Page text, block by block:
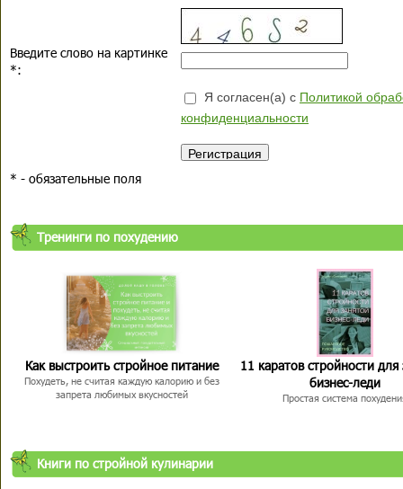
Введите слово на картинке
*:
Я согласен(а) с Политикой
конфиденциальности
* - обязательные поля
Тренинги по похудению
Как выстроить стройное питание
Похудеть, не считая каждую калорию и без
запрета любимых вкусностей
11 каратов стройности для
бизнес-леди
Простая система
Книги по стройной кулинарии